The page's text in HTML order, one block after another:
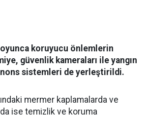
koruyucu önlemlerin
güvenlik kameraları ile yangın
sistemleri de yerleştirildi.
mermer kaplamalarda ve
ise temizlik ve koruma